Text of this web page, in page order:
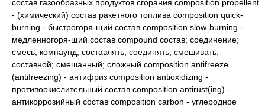
состав газообразных продуктов сгорания composition propellent
- (химический) состав ракетного топлива composition quick-
burning - быстрогоря-щий состав composition slow-burning -
медленногоря-щий состав compound состав; соединение;
смесь; компаунд; составлять; соединять; смешивать;
составной; смешанный; сложный composition antifreeze
(antifreezing) - антифриз composition antioxidizing -
противоокислительный состав composition antirust(ing) -
антикоррозийный состав composition carbon - углеродное